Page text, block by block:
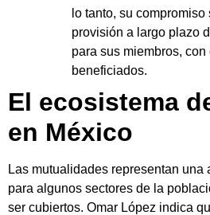
lo tanto, su
provisión a largo plazo
para sus miembros,
beneficiados.
El ecosistema
en México
Las mutualidades representan una
para algunos sectores de la
ser cubiertos. Omar López indica